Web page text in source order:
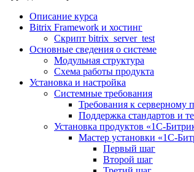
Описание курса
Bitrix Framework и хостинг
Скрипт bitrix_server_test
Основные сведения о системе
Модульная структура
Схема работы продукта
Установка и настройка
Системные требования
Требования к серверному
Поддержка стандартов и
Установка продуктов «1С-
Мастер установки «1C-
Первый шаг
Второй шаг